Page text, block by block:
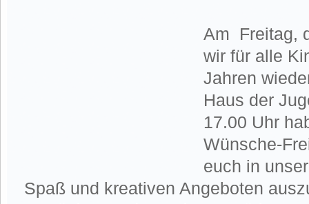
Am Freitag,
wir für alle
Jahren
Haus der
17.00 Uhr
Wünsche-
euch in
Spaß und kreativen Angeboten